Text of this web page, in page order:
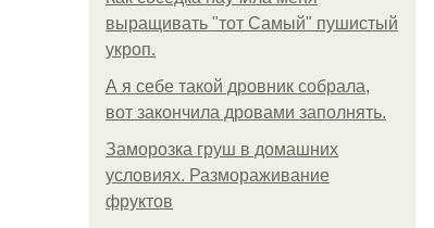
выращивать "тот Самый" пушистый
укроп.
А я себе такой дровник собрала,
вот закончила дровами заполнять.
Заморозка груш в домашних
условиях. Размораживание
фруктов